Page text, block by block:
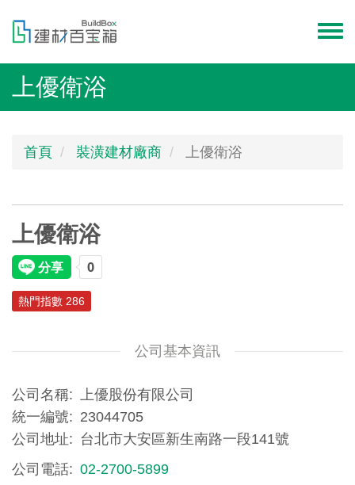
容
menu
上優衛浴
首頁 裝潢建材廠商 上優衛浴
上優衛浴
熱門指數 286
公司基本資訊
公司名稱
上優股份有限公司
統一編號
23044705
公司地址
台北市大安區新生南路一段141號
公司電話
02-2700-5899